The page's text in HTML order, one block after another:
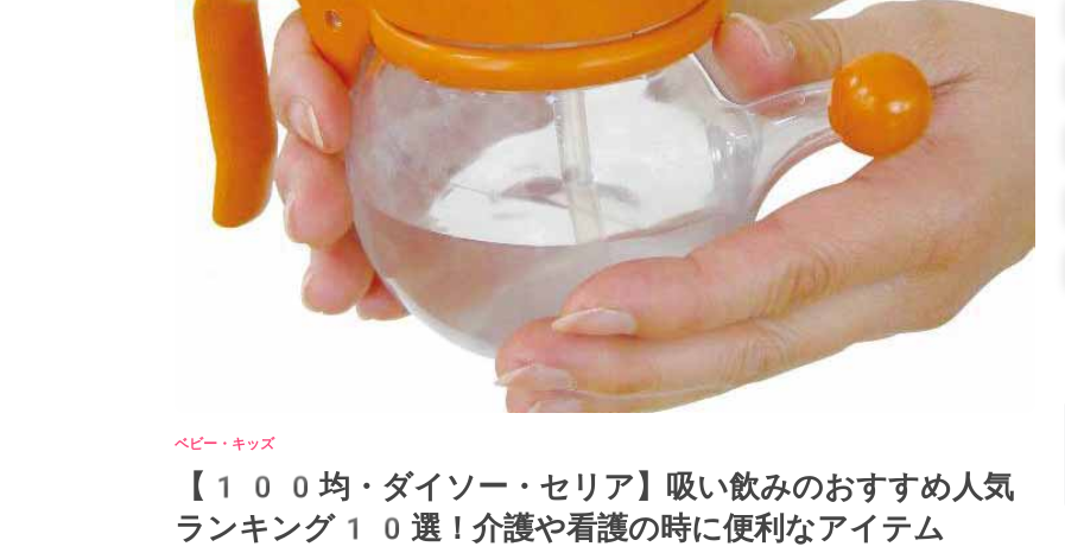
ベビー・キッズ
【100均・ダイソー・セリア】吸い飲みのおすすめ人気
ランキング10選！介護や看護の時に便利なアイテム